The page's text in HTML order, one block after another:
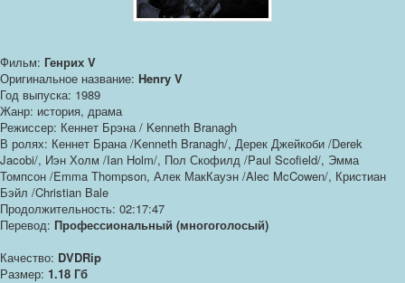
Фильм: Генрих V
Оригинальное название: Henry V
Год выпуска: 1989
Жанр: история, драма
Режиссер: Кеннет Брэна / Kenneth Branagh
В ролях: Кеннет Брана /Kenneth Branagh/, Дерек Джейкоби /Derek
Jacobi/, Иэн Холм /Ian Holm/, Пол Скофилд /Paul Scofield/, Эмма
Томпсон /Emma Thompson, Алек МакКауэн /Alec McCowen/, Кристиан
Бэйл /Christian Bale
Продолжительность: 02:17:47
Перевод: Профессиональный (многоголосый)
Качество: DVDRip
Размер: 1.18 Гб